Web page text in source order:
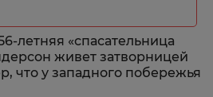
летняя «спасательница
живет затворницей
что у западного побережья